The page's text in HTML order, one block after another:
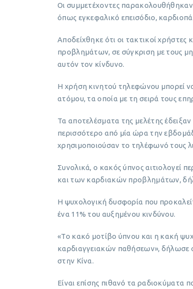
Οι συμμετέχοντες παρακολουθήθηκαν
όπως εγκεφαλικό επεισόδιο,
Αποδείχθηκε ότι οι τακτικοί
προβλημάτων, σε σύγκριση με τους
αυτόν τον κίνδυνο.
Η χρήση κινητού τηλεφώνου μπορεί να
ατόμου, τα οποία με τη σειρά τους
Τα αποτελέσματα της μελέτης
περισσότερο από μία ώρα την
χρησιμοποιούσαν το τηλέφωνό τους
Συνολικά, ο κακός ύπνος αιτιολογεί
και των καρδιακών προβλημάτων,
Η ψυχολογική δυσφορία που
ένα 11% του αυξημένου κινδύνου.
«Το κακό μοτίβο ύπνου και η κακή
καρδιαγγειακών παθήσεων», δήλωσε
στην Κίνα.
Είναι επίσης πιθανό τα